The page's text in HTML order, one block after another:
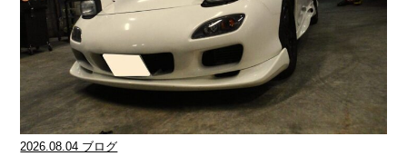
2026.08.04 ブログ